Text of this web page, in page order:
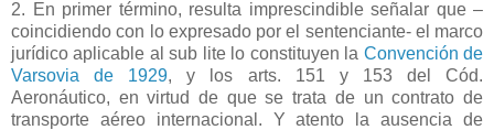
2. En primer término, resulta imprescindible señalar que –
coincidiendo con lo expresado por el sentenciante- el marco
jurídico aplicable al sub lite lo constituyen la Convención de
Varsovia de 1929, y los arts. 151 y 153 del Cód.
Aeronáutico, en virtud de que se trata de un contrato de
transporte aéreo internacional. Y atento la ausencia de